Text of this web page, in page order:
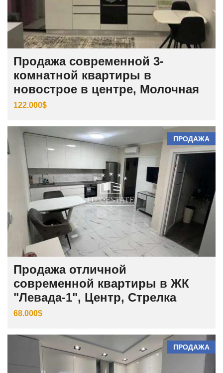
Продажа современной 3-
комнатной квартиры в
новострое в центре, Молочная
122.000$
ПРОДАЖА
Продажа отличной
современной квартиры в ЖК
"Левада-1", Центр, Стрелка
68.000$
ПРОДАЖА